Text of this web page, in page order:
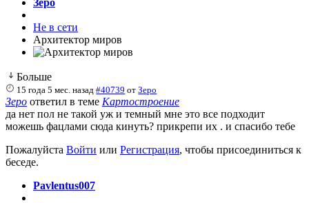
Не в сети
Архитектор миров
Больше
15 года 5 мес. назад #40739 отЗеро
Зеро ответил в теме Картостроение
да нет пол не такой уж и темный мне это все подходит
можешь фацлами сюда кинуть? прикрепи их . и спасибо тебе
Пожалуйста Войти или Регистрация, чтобы присоединиться к
беседе.
Pavlentus007